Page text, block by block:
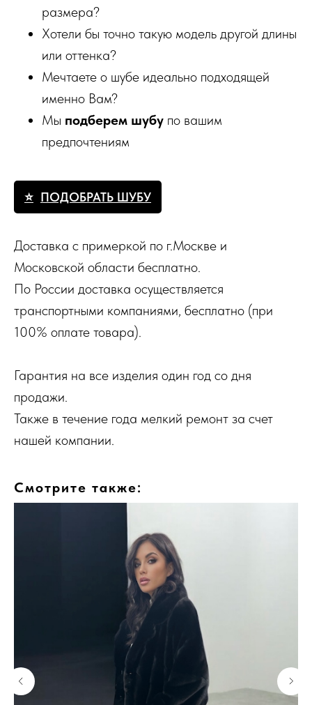
размера?
Хотели бы точно такую модель другой длины
или оттенка?
Мечтаете о шубе идеально подходящей
именно Вам?
Мы подберем шубу по вашим
предпочтениям
ПОДОБРАТЬ ШУБУ
Доставка с примеркой по г.Москве и
Московской области бесплатно.
По России доставка осуществляется
транспортными компаниями, бесплатно (при
100% оплате товара).
Гарантия на все изделия один год со дня
продажи.
Также в течение года мелкий ремонт за счет
нашей компании.
Смотрите также: